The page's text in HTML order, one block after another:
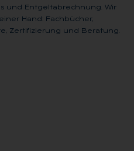
und Entgeltabrechnung. Wir
Hand: Fachbücher,
Zertifizierung und Beratung.